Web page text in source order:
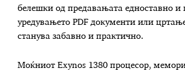
белешки од предавањата едноставно и
уредувањето PDF документи или
станува забавно и практично.
Моќниот Exynos 1380 процесор,